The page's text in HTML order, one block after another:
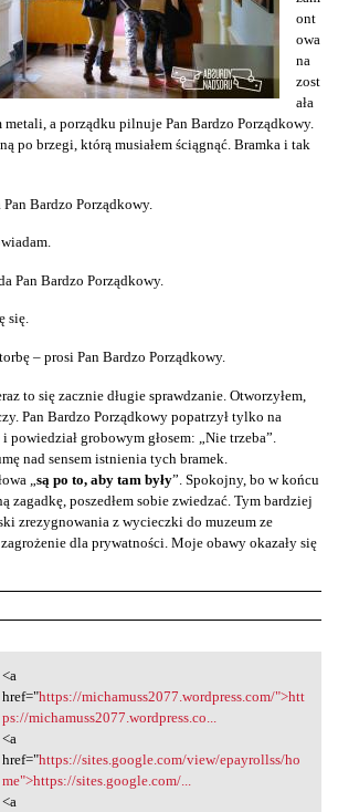
ont
owa
na
zost
ała
metali, a porządku pilnuje Pan Bardzo Porządkowy.
po brzegi, którą musiałem ściągnąć. Bramka i tak
Bardzo Porządkowy.
Pan Bardzo Porządkowy.
się.
– prosi Pan Bardzo Porządkowy.
to się zacznie długie sprawdzanie. Otworzyłem,
Pan Bardzo Porządkowy popatrzył tylko na
grobowym głosem: „Nie trzeba”.
nad sensem istnienia tych bramek.
„ są po to, aby tam były”. Spokojny, bo w końcu
zagadkę, poszedłem sobie zwiedzać. Tym bardziej
zrezygnowania z wycieczki do muzeum ze
dla prywatności. Moje obawy okazały się
href="https:/
<a
href="https://michamuss2077.wordpress.com/">htt
ps://michamuss2077.wordpress.co...
<a
href="https://sites.google.com/view/epayrollss/ho
me">https://sites.google.com/...
<a